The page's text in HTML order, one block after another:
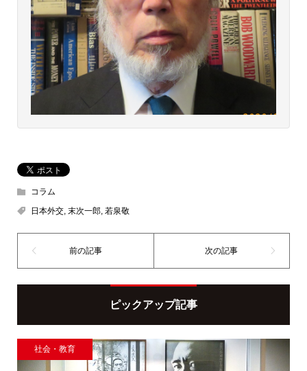
コラム
日本外交, 末次一郎, 若泉敬
ピックアップ記事
社会・教育